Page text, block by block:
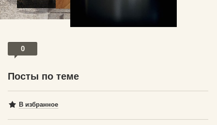
0
Посты по теме
В избранное